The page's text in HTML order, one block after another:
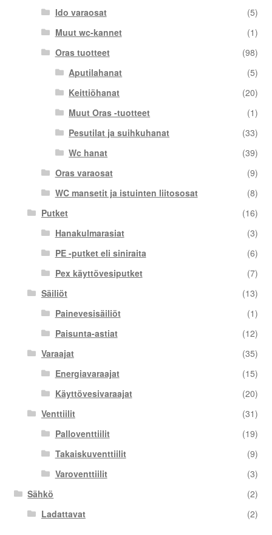
Ido varaosat
(5)
Muut wc-kannet
(1)
Oras tuotteet
(98)
Aputilahanat
(5)
Keittiöhanat
(20)
Muut Oras -tuotteet
(1)
Pesutilat ja suihkuhanat
(33)
Wc hanat
(39)
Oras varaosat
(9)
WC mansetit ja istuinten liitososat
(8)
Putket
(16)
Hanakulmarasiat
(3)
PE -putket eli siniraita
(6)
Pex käyttövesiputket
(7)
Säiliöt
(13)
Painevesisäiliöt
(1)
Paisunta-astiat
(12)
Varaajat
(35)
Energiavaraajat
(15)
Käyttövesivaraajat
(20)
Venttiilit
(31)
Palloventtiilit
(19)
Takaiskuventtiilit
(9)
Varoventtiilit
(3)
Sähkö
(2)
Ladattavat
(2)